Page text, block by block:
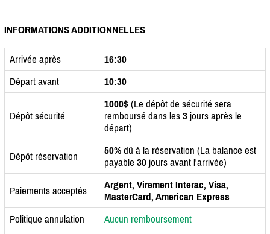
INFORMATIONS ADDITIONNELLES
Arrivée après
16:30
Départ avant
10:30
Dépôt sécurité
1000$ (Le dépôt de sécurité sera
remboursé dans les 3 jours après le
départ)
Dépôt réservation 50% dû à la réservation (La balance est
payable 30 jours avant l'arrivée)
Paiements acceptés
Argent, Virement Interac, Visa,
MasterCard, American Express
Politique annulation
Aucun remboursement